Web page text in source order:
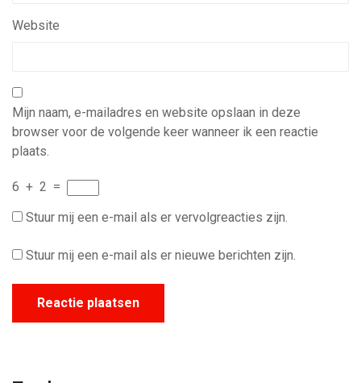
Website
Mijn naam, e-mailadres en website opslaan in deze
browser voor de volgende keer wanneer ik een reactie
plaats.
6 + 2 =
Stuur mij een e-mail als er vervolgreacties zijn.
Stuur mij een e-mail als er nieuwe berichten zijn.